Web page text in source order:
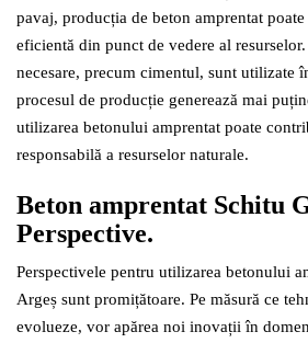
pavaj, producția de beton amprentat
eficientă din punct de vedere al
necesare, precum cimentul, sunt utilizate
procesul de producție generează mai
utilizarea betonului amprentat poate
responsabilă a resurselor naturale.
Beton amprentat Schitu
Perspective.
Perspectivele pentru utilizarea betonului
Argeș sunt promițătoare. Pe măsură ce
evolueze, vor apărea noi inovații în